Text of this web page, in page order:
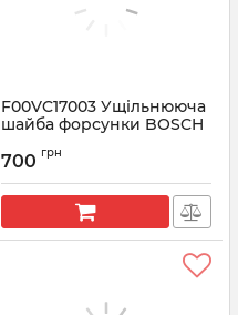
F00VC17003 Ущільнююча
шайба форсунки BOSCH
700 грн